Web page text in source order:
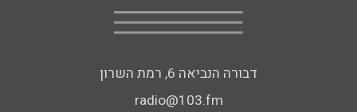
דבורה הנביאה 6, רמת השרון
radio@103.fm